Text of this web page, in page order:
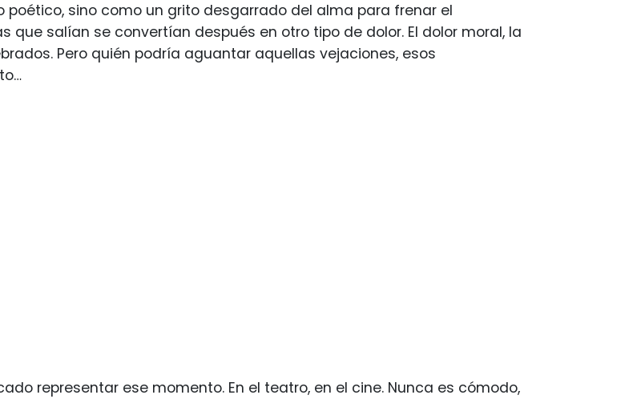
poético, sino como un grito desgarrado del alma para frenar el
que salían se convertían después en otro tipo de dolor. El dolor moral, la
Pero quién podría aguantar aquellas vejaciones, esos
representar ese momento. En el teatro, en el cine. Nunca es cómodo,